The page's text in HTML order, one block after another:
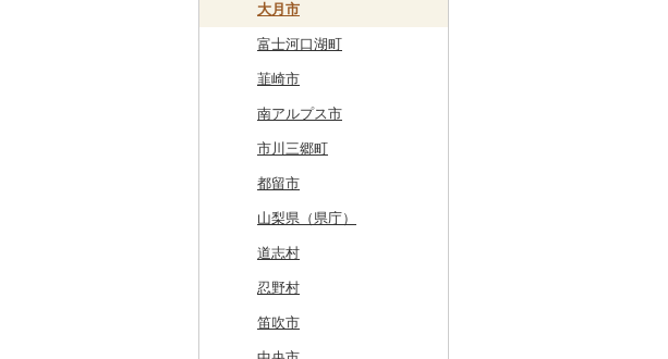
留萌市
白糠町
釧路町
名寄市
美唄市
厚岸町
南富良野町
上富良野町
和寒町
紋別市
おいらせ町
鶴田町
階上町
深浦町
青森市
田子町
新郷村
横浜町
野辺地町
佐井村
紫波町
滝沢市
住田町
葛巻町
花巻市
岩泉町
田野畑村
盛岡市
遠野市
奥州市
山元町
名取市
川崎町
村田町
栗原市
富谷市
岩沼市
七ヶ宿町
大崎市
塩竈市
三種町
藤里町
湯沢市
大館市
由利本荘市
にかほ市
羽後町
秋田県（県庁）
秋田市
男鹿市
長井市
小国町
南陽市
中山町
庄内町
大石田町
川西町
鶴岡市
山形県（県庁）
金山町
棚倉町
古殿町
昭和村
下郷町
西郷村
二本松市
猪苗代町
川俣町
郡山市
西会津町
牛久市
常陸太田市
つくばみらい市
下妻市
茨城町
神栖市
常総市
東海村
美浦村
大洗町
栃木市
日光市
小山市
宇都宮市
栃木県（県庁）
那珂川町
茂木町
那須烏山市
矢板市
さくら市
明和町
沼田市
桐生市
吉岡町
太田市
高山村
みどり市
千代田町
みなかみ町
片品村
川島町
上里町
川口市
飯能市
長瀞町
羽生市
小鹿野町
坂戸市
鳩山町
埼玉県（県庁）
八千代市
横芝光町
多古町
白子町
栄町
香取市
習志野市
銚子市
君津市
旭市
葛飾区
小金井市
墨田区
東久留米市
利島村
瑞穂町
大島町
府中市
国分寺市
東村山市
中井町
愛川町
山北町
真鶴町
清川村
開成町
藤沢市
神奈川県（県庁）
鎌倉市
大和市
関川村
新発田市
加茂市
小千谷市
田上町
五泉市
三条市
見附市
糸魚川市
胎内市
黒部市
立山町
富山県（県庁）
小矢部市
滑川市
富山市
南砺市
石川県（県庁）
野々市市
能登町
能美市
津幡町
宝達志水町
金沢市
内灘町
かほく市
小松市
高浜町
勝山市
福井県（県庁）
越前市
坂井市
あわら市
福井市
大野市
敦賀市
おおい町
大月市
富士河口湖町
韮崎市
南アルプス市
市川三郷町
都留市
山梨県（県庁）
道志村
忍野村
笛吹市